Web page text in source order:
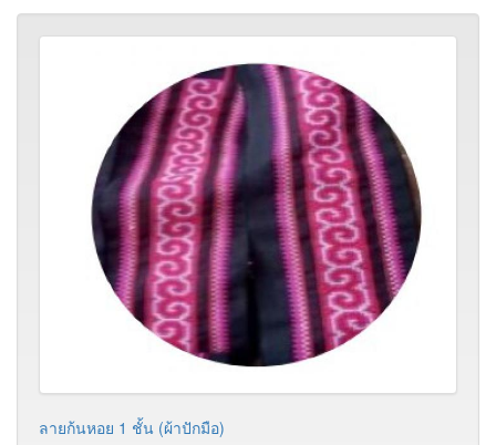
ลายก้นหอย 1 ชั้น (ผ้าปักมือ)